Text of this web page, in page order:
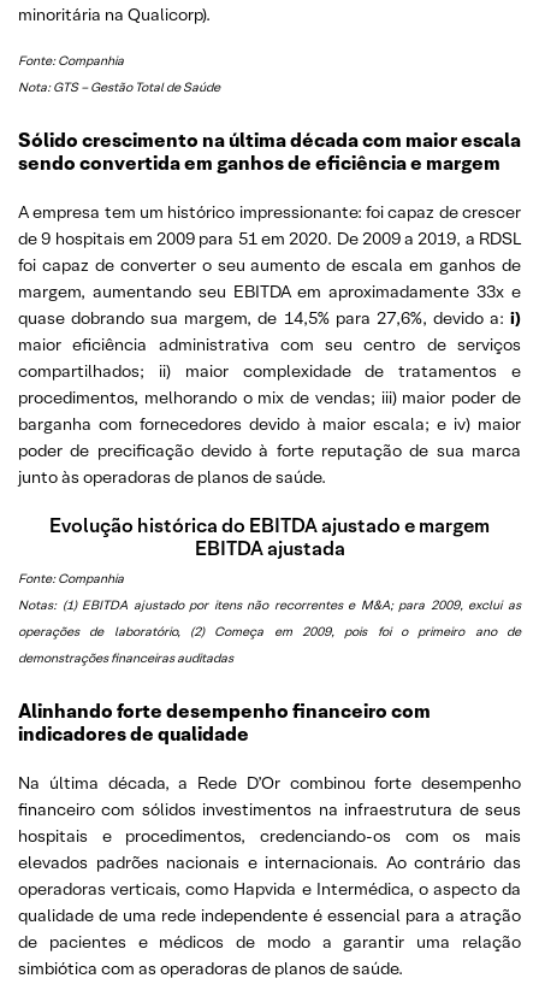
minoritária na Qualicorp).
Fonte: Companhia
Nota: GTS – Gestão Total de Saúde
Sólido crescimento na última década com maior escala
sendo convertida em ganhos de eficiência e margem
A empresa tem um histórico impressionante: foi capaz de crescer
de 9 hospitais em 2009 para 51 em 2020. De 2009 a 2019, a RDSL
foi capaz de converter o seu aumento de escala em ganhos de
margem, aumentando seu EBITDA em aproximadamente 33x e
quase dobrando sua margem, de 14,5% para 27,6%, devido a: i)
maior eficiência administrativa com seu centro de serviços
compartilhados; ii) maior complexidade de tratamentos e
procedimentos, melhorando o mix de vendas; iii) maior poder de
barganha com fornecedores devido à maior escala; e iv) maior
poder de precificação devido à forte reputação de sua marca
junto às operadoras de planos de saúde.
Evolução histórica do EBITDA ajustado e margem
EBITDA ajustada
Fonte: Companhia
Notas: (1) EBITDA ajustado por itens não recorrentes e M&A; para 2009, exclui as
operações de laboratório, (2) Começa em 2009, pois foi o primeiro ano de
demonstrações financeiras auditadas
Alinhando forte desempenho financeiro com
indicadores de qualidade
Na última década, a Rede D’Or combinou forte desempenho
financeiro com sólidos investimentos na infraestrutura de seus
hospitais e procedimentos, credenciando-os com os mais
elevados padrões nacionais e internacionais. Ao contrário das
operadoras verticais, como Hapvida e Intermédica, o aspecto da
qualidade de uma rede independente é essencial para a atração
de pacientes e médicos de modo a garantir uma relação
simbiótica com as operadoras de planos de saúde.